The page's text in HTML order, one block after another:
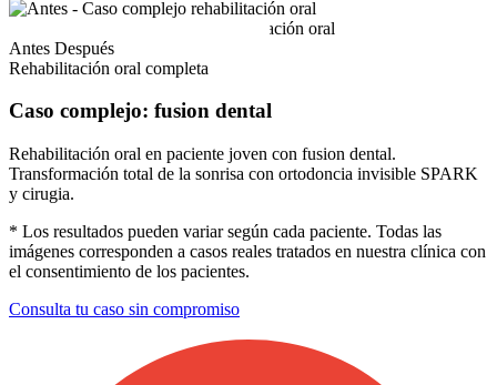
Antes Después
Rehabilitación oral completa
Caso complejo: fusion dental
Rehabilitación oral en paciente joven con fusion dental.
Transformación total de la sonrisa con ortodoncia invisible SPARK
y cirugia.
* Los resultados pueden variar según cada paciente. Todas las
imágenes corresponden a casos reales tratados en nuestra clínica con
el consentimiento de los pacientes.
Consulta tu caso sin compromiso